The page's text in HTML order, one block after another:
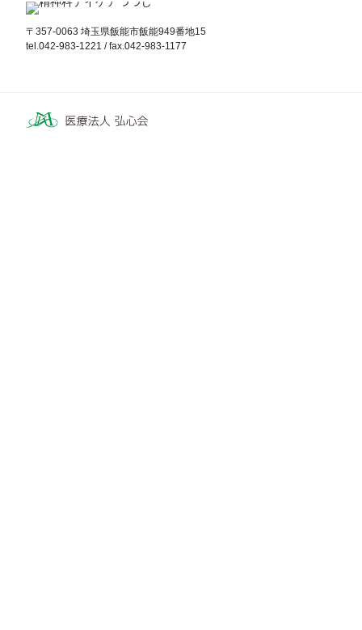
〒357-0063 埼玉県飯能市飯能949番地15
tel.042-983-1221 / fax.042-983-1177